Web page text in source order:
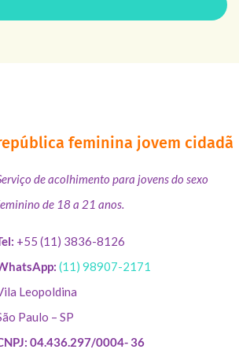
feminina jovem cidadã
de acolhimento para jovens do sexo
de 18 a 21 anos.
+55 (11) 3836-8126
(11) 98907-2171
Leopoldina
Paulo – SP
04.436.297/0004- 36